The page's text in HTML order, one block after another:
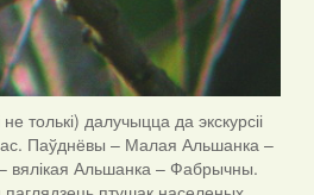
толькі) далучыцца да экскурсіі
Паўднёвы – Малая Альшанка –
вялікая Альшанка – Фабрычны.